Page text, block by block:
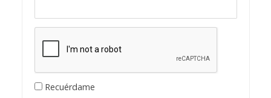
Recuérdame